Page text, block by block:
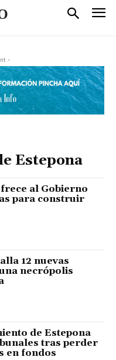
-
Estepona
al Gobierno
para construir
12 nuevas
necrópolis
de Estepona
tras perder
en fondos